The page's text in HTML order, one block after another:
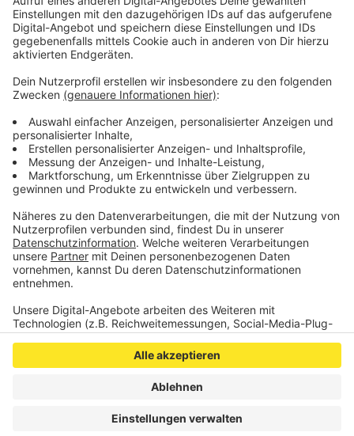
Die Kosten belaufen sich auf rund 17,4 Millionen Euro.
Im Sommer 2024 soll das neue Hallenbad fertig
werden.
Anzeige
©Krieger Architekten
Anzeige